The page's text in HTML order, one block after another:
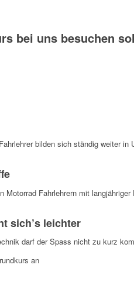
bei uns besuchen
bilden sich ständig weiter
Motorrad Fahrlehrern mit
sich’s leichter
darf der Spass nicht zu kurz
an